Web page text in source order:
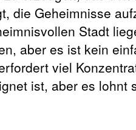
die Geheimnisse
Stadt
aber es ist kein
viel
ist, aber es lohnt